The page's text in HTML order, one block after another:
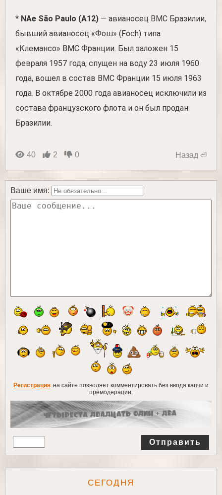
* NAe São Paulo (A12) — авианосец ВМС Бразилии,
бывший авианосец «Фош» (Foch) типа
«Клемансо» ВМС Франции. Был заложен 15
февраля 1957 года, спущен на воду 23 июля 1960
года, вошел в состав ВМС Франции 15 июля 1963
года. В октябре 2000 года авианосец исключили из
состава французского флота и он был продан
Бразилии.
40 2 0 Назад ⏎
Ваше имя:
Регистрация на сайте позволяет комментировать без ввода капчи и
премодерации.
Отправить
СЕГОДНЯ